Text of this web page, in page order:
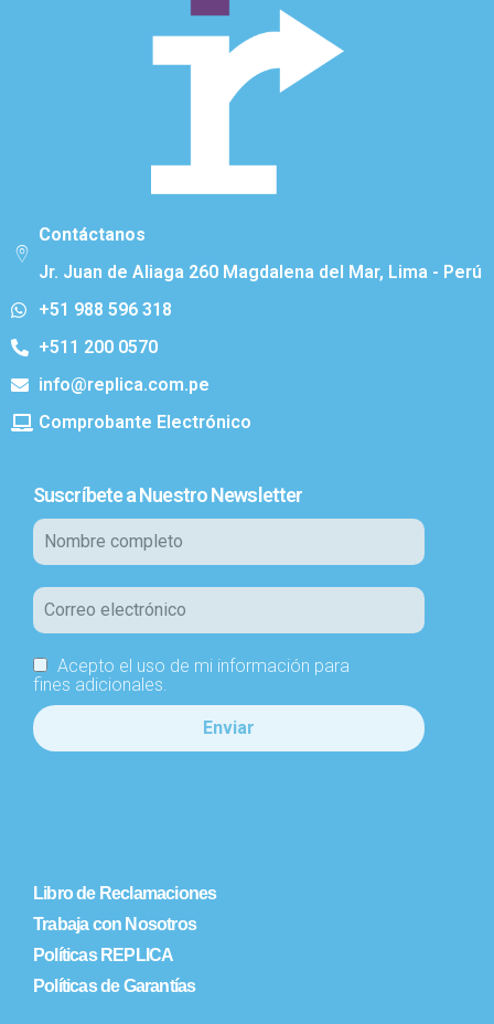
Contáctanos
Jr. Juan de Aliaga 260 Magdalena del Mar, Lima - Perú
+51 988 596 318
+511 200 0570
info@replica.com.pe
Comprobante Electrónico
Suscríbete a Nuestro Newsletter
Acepto el uso de mi información para
fines adicionales.
Libro de Reclamaciones
Trabaja con Nosotros
Políticas REPLICA
Políticas de Garantías